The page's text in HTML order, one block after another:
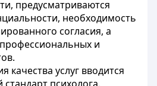
предусматриваются
необходимость
согласия, а
и
качества услуг вводится